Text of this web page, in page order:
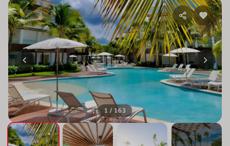
1 / 163